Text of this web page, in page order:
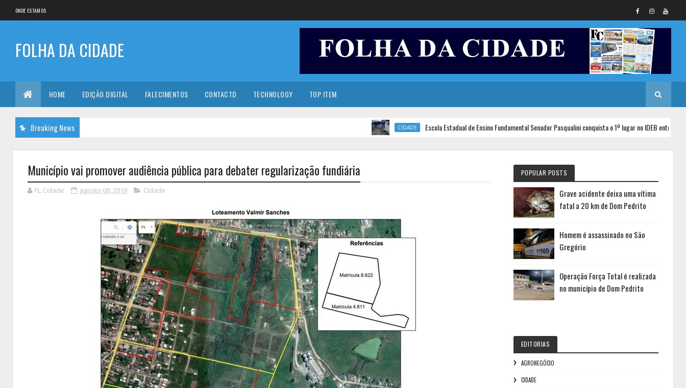
ONDE ESTAMOS
FOLHA DA CIDADE
HOME EDIÇÃO DIGITAL FALECIMENTOS CONTACTD TECHNOLOGY TOP ITEM
Breaking News CIDADE Escola Estadual de Ensino Fundamental Senador Pasqualini conquista o 1º lugar no IDEB entre as
Município vai promover audiência pública para debater regularização fundiária
FL Cidade agosto 08, 2019 Cidade
POPULAR POSTS
Grave acidente deixa uma vítima
fatal a 20 km de Dom Pedrito
Homem é assassinado no São
Gregório
Operação Força Total é realizada
no município de Dom Pedrito
EDITORIAS
AGRONEGÓCIO
CIDADE